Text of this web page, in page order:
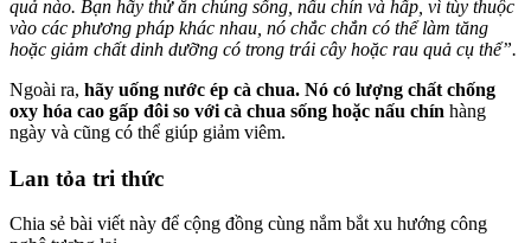
quả nào. Bạn hãy thử ăn chúng sống, nấu chín và hấp, vì tùy thuộc
vào các phương pháp khác nhau, nó chắc chắn có thể làm tăng
hoặc giảm chất dinh dưỡng có trong trái cây hoặc rau quả cụ thể”.
Ngoài ra, hãy uống nước ép cà chua. Nó có lượng chất chống
oxy hóa cao gấp đôi so với cà chua sống hoặc nấu chín hàng
ngày và cũng có thể giúp giảm viêm.
Lan tỏa tri thức
Chia sẻ bài viết này để cộng đồng cùng nắm bắt xu hướng công